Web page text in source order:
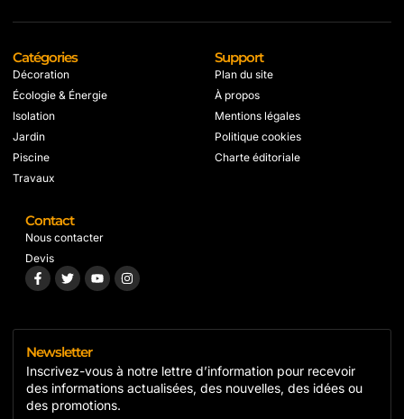
Catégories
Décoration
Écologie & Énergie
Isolation
Jardin
Piscine
Travaux
Support
Plan du site
À propos
Mentions légales
Politique cookies
Charte éditoriale
Contact
Nous contacter
Devis
Newsletter
Inscrivez-vous à notre lettre d’information pour recevoir
des informations actualisées, des nouvelles, des idées ou
des promotions.